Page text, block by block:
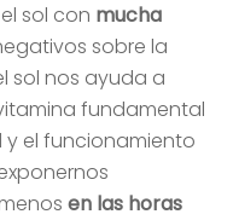
sol con mucha
sobre la
sol nos ayuda a
fundamental
el funcionamiento
en las horas